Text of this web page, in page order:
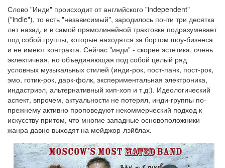
Слово "Инди" происходит от английского "independent"
("indie"), то есть "независимый", зародилось почти три десятка
лет назад, и в самой прямолинейной трактовке подразумевает
под собой группы, которые находятся за бортом шоу-бизнеса
и не имеют контракта. Сейчас "инди" - скорее эстетика, очень
эклектичная, но объединяющая под собой целый ряд
условных музыкальных стилей (инди-рок, пост-панк, пост-рок,
эмо, готик-рок, дарк-фолк, экспериментальная электроника,
индастриэл, альтернативный хип-хоп и т.д:). Идеологический
аспект, впрочем, актуальности не потерял, инди-группы по-
прежнему активно проповедуют некоммерческий подход к
искусству притом, что многие западные основоположники
жанра давно выходят на мейджор-лэйблах.